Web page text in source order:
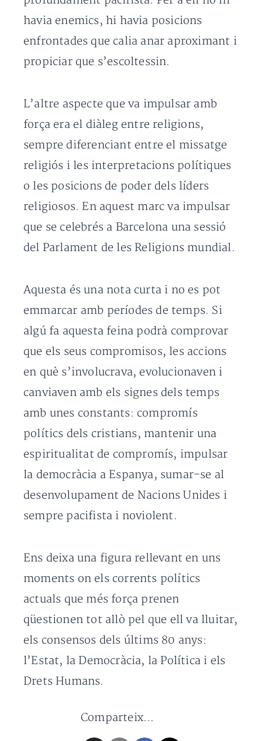
havia enemics, hi havia posicions
enfrontades que calia anar aproximant i
propiciar que s’escoltessin.
L’altre aspecte que va impulsar amb
força era el diàleg entre religions,
sempre diferenciant entre el missatge
religiós i les interpretacions polítiques
o les posicions de poder dels líders
religiosos. En aquest marc va impulsar
que se celebrés a Barcelona una sessió
del Parlament de les Religions mundial.
Aquesta és una nota curta i no es pot
emmarcar amb períodes de temps. Si
algú fa aquesta feina podrà comprovar
que els seus compromisos, les accions
en què s’involucrava, evolucionaven i
canviaven amb els signes dels temps
amb unes constants: compromís
polítics dels cristians, mantenir una
espiritualitat de compromís, impulsar
la democràcia a Espanya, sumar-se al
desenvolupament de Nacions Unides i
sempre pacifista i noviolent.
Ens deixa una figura rellevant en uns
moments on els corrents polítics
actuals que més força prenen
qüestionen tot allò pel que ell va lluitar,
els consensos dels últims 80 anys:
l’Estat, la Democràcia, la Política i els
Drets Humans.
Comparteix...